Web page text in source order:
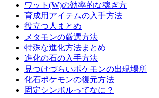
ワット(W)の効率的な稼ぎ方
育成用アイテムの入手方法
役立つ人まとめ
メタモンの厳選方法
特殊な進化方法まとめ
進化の石の入手方法
見つけづらいポケモンの出現場所
化石ポケモンの復元方法
固定シンボルってなに？